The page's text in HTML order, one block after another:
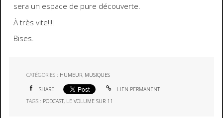
sera un espace de pure découverte.
À très vite!!!!
Bises.
CATÉGORIES : HUMEUR, MUSIQUES
SHARE
LIEN PERMANENT
TAGS : PODCAST, LE VOLUME SUR 11